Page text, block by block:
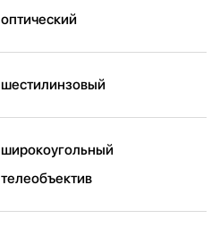
оптический
шестилинзовый
широкоугольный
телеобъектив